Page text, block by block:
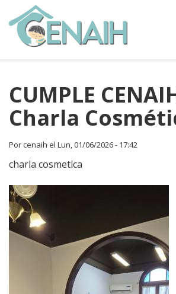
contenido
principal
CUMPLE
Charla
Porcenaih el Lun, 01/06/2026 - 17:42
charla cosmetica